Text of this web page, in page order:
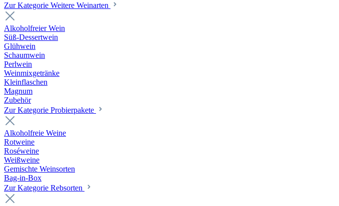
Zur Kategorie Weitere Weinarten
Alkoholfreier Wein
Süß-Dessertwein
Glühwein
Schaumwein
Perlwein
Weinmixgetränke
Kleinflaschen
Magnum
Zubehör
Zur Kategorie Probierpakete
Alkoholfreie Weine
Rotweine
Roséweine
Weißweine
Gemischte Weinsorten
Bag-in-Box
Zur Kategorie Rebsorten